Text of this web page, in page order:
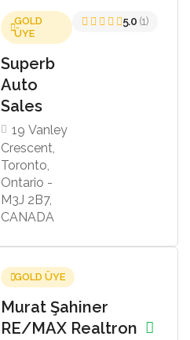
GOLD
ÜYE
Superb
Auto
Sales
19 Vanley
Crescent,
Toronto,
Ontario -
M3J 2B7,
CANADA
5.0 (1)
GOLD ÜYE
Murat Şahiner
RE/MAX Realtron